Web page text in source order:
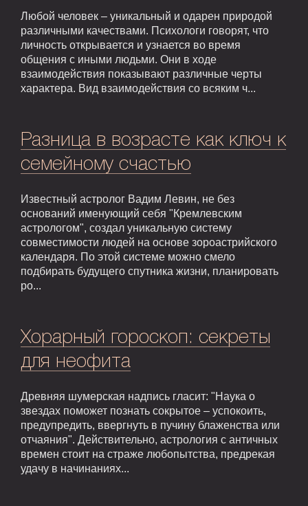
Любой человек – уникальный и одарен природой
различными качествами. Психологи говорят, что
личность открывается и узнается во время
общения с иными людьми. Они в ходе
взаимодействия показывают различные черты
характера. Вид взаимодействия со всяким ч...
Разница в возрасте как ключ к
семейному счастью
Известный астролог Вадим Левин, не без
оснований именующий себя "Кремлевским
астрологом", создал уникальную систему
совместимости людей на основе зороастрийского
календаря. По этой системе можно смело
подбирать будущего спутника жизни, планировать
ро...
Хорарный гороскоп: секреты
для неофита
Древняя шумерская надпись гласит: "Наука о
звездах поможет познать сокрытое – успокоить,
предупредить, ввергнуть в пучину блаженства или
отчаяния". Действительно, астрология с античных
времен стоит на страже любопытства, предрекая
удачу в начинаниях...